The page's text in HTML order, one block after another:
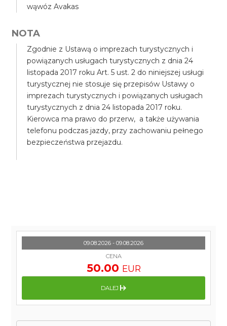
wąwóz Avakas
NOTA
Zgodnie z Ustawą o imprezach turystycznych i
powiązanych usługach turystycznych z dnia 24
listopada 2017 roku Art. 5 ust. 2 do niniejszej usługi
turystycznej nie stosuje się przepisów Ustawy o
imprezach turystycznych i powiązanych usługach
turystycznych z dnia 24 listopada 2017 roku.
Kierowca ma prawo do przerw, a także używania
telefonu podczas jazdy, przy zachowaniu pełnego
bezpieczeństwa przejazdu.
09.08.2026 - 09.08.2026
CENA
50.00 EUR
DALEJ